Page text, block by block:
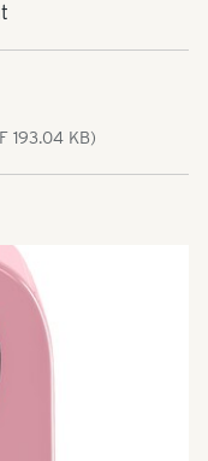
193.04 KB)